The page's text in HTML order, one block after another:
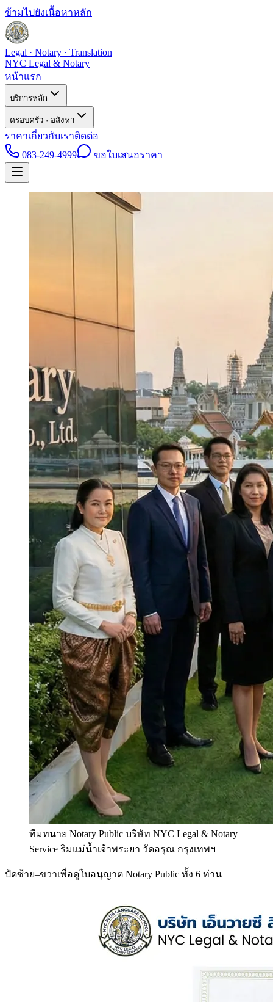
ข้ามไปยังเนื้อหาหลัก
Legal · Notary · Translation
NYC Legal & Notary
หน้าแรก
บริการหลัก
ครอบครัว · อสังหา
ราคาเกี่ยวกับเราติดต่อ
083-249-4999
ขอใบเสนอราคา
ทีมทนาย Notary Public บริษัท NYC Legal & Notary
Service ริมแม่น้ำเจ้าพระยา วัดอรุณ กรุงเทพฯ
ปัดซ้าย–ขวาเพื่อดูใบอนุญาต Notary Public ทั้ง 6 ท่าน